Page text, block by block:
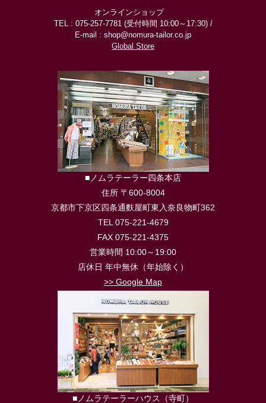
オンラインショップ
TEL : 075-257-7781 (受付時間 10:00～17:30) /
E-mail : shop@nomura-tailor.co.jp
Global Store
■ノムラテーラー四条本店
住所 〒600-8004
京都市下京区四条通麩屋町東入奈良物町362
TEL 075-221-4679
FAX 075-221-4375
営業時間 10:00～19:00
店休日 年中無休（年始除く）
>> Google Map
■ノムラテーラーハウス（寺町）